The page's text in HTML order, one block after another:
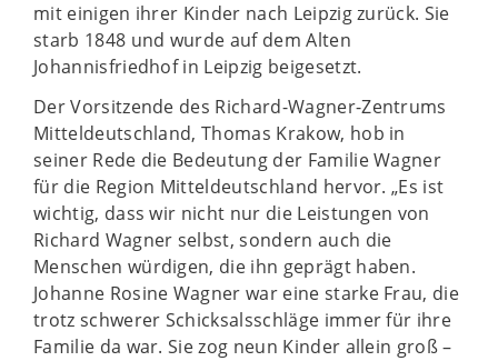
mit einigen ihrer Kinder nach Leipzig zurück. Sie
starb 1848 und wurde auf dem Alten
Johannisfriedhof in Leipzig beigesetzt.
Der Vorsitzende des Richard-Wagner-Zentrums
Mitteldeutschland, Thomas Krakow, hob in
seiner Rede die Bedeutung der Familie Wagner
für die Region Mitteldeutschland hervor. „Es ist
wichtig, dass wir nicht nur die Leistungen von
Richard Wagner selbst, sondern auch die
Menschen würdigen, die ihn geprägt haben.
Johanne Rosine Wagner war eine starke Frau, die
trotz schwerer Schicksalsschläge immer für ihre
Familie da war. Sie zog neun Kinder allein groß –